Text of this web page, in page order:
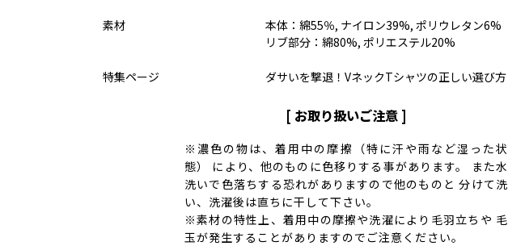
素材
本体：綿55％, ナイロン39%, ポリウレタン6%
リブ部分：綿80%, ポリエステル20%
特集ページ ダサいを撃退！VネックTシャツの正しい選び方
[ お取り扱いご注意 ]
※濃色の物は、着用中の摩擦（特に汗や雨など湿った状
態） により、他のものに色移りする事があります。 また水
洗いで色落ちする恐れがありますので他のものと 分けて洗
い、洗濯後は直ちに干して下さい。
※素材の特性上、着用中の摩擦や洗濯により毛羽立ちや 毛
玉が発生することがありますのでご注意ください。